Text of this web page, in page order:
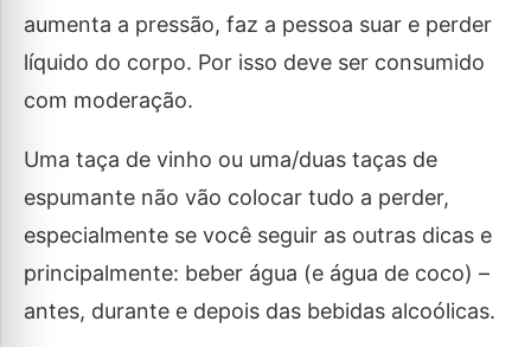
aumenta a pressão, faz a pessoa suar e perder
líquido do corpo. Por isso deve ser consumido
com moderação.
Uma taça de vinho ou uma/duas taças de
espumante não vão colocar tudo a perder,
especialmente se você seguir as outras dicas e
principalmente: beber água (e água de coco) –
antes, durante e depois das bebidas alcoólicas.